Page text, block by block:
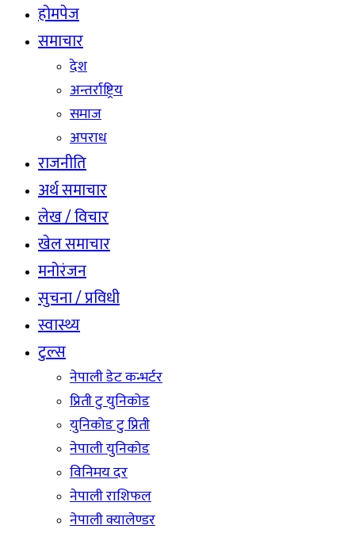
होमपेज
समाचार
देश
अन्तर्राष्ट्रिय
समाज
अपराध
राजनीति
अर्थ समाचार
लेख / विचार
खेल समाचार
मनोरंजन
सुचना / प्रविधी
स्वास्थ्य
टुल्स
नेपाली डेट कन्भर्टर
प्रिती टु युनिकोड
युनिकोड टु प्रिती
नेपाली युनिकोड
विनिमय दर
नेपाली राशिफल
नेपाली क्यालेण्डर